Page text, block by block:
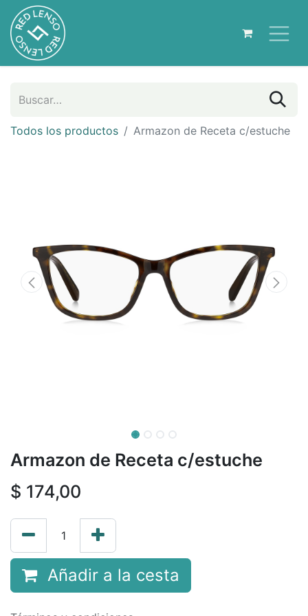
Todos los productos Armazon de Receta c/estuche
Armazon de Receta c/estuche
$ 174,00
Añadir a la cesta